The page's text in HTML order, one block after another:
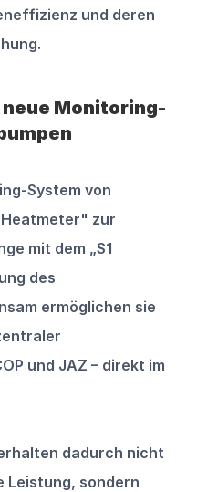
und deren
Monitoring-
System von
zur
mit dem „S1
des
ermöglichen sie
und JAZ – direkt im
dadurch nicht
Leistung, sondern